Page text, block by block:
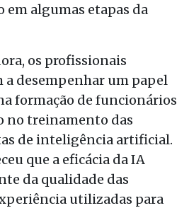
em algumas etapas da
os profissionais
a desempenhar um papel
formação de funcionários
no treinamento das
de inteligência artificial.
que a eficácia da IA
da qualidade das
utilizadas para